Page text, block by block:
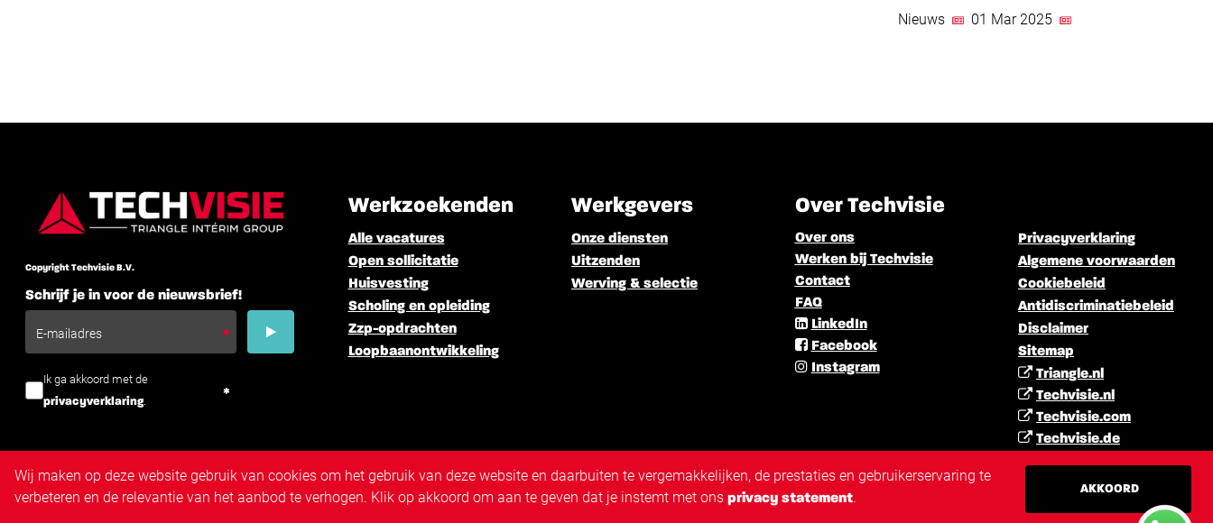
Nieuws 01 Mar 2025
Copyright Techvisie B.V.
Schrijf je in voor de nieuwsbrief!
Ik ga akkoord met de
privacyverklaring.
Werkzoekenden
Alle vacatures
Open sollicitatie
Huisvesting
Scholing en opleiding
Zzp-opdrachten
Loopbaanontwikkeling
Werkgevers
Onze diensten
Uitzenden
Werving & selectie
Over Techvisie
Over ons
Werken bij Techvisie
Contact
FAQ
LinkedIn
Facebook
Instagram
Privacyverklaring
Algemene voorwaarden
Cookiebeleid
Antidiscriminatiebeleid
Disclaimer
Sitemap
Triangle.nl
Techvisie.nl
Techvisie.com
Techvisie.de
Techvisie.hu
Wij maken op deze website gebruik van cookies om het gebruik van deze website en daarbuiten te vergemakkelijken, de prestaties en gebruikerservaring te
verbeteren en de relevantie van het aanbod te verhogen. Klik op akkoord om aan te geven dat je instemt met ons privacy statement. AKKOORD